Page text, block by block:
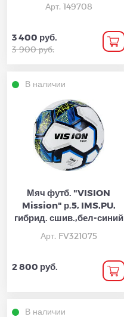
Арт. 149708
3 400 руб.
3 900 руб.
В наличии
Мяч футб. "VISION
Mission" р.5, IMS,PU,
гибрид. сшив.,бел-синий
Арт. FV321075
2 800 руб.
В наличии